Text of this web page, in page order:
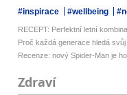
#inspirace #wellbeing
RECEPT: Perfektní letní
Proč každá generace hledá
Recenze: nový Spider-Man je
Zdraví